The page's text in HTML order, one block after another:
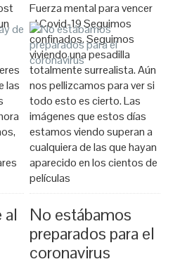
las
Fuerza mental para vencer
al Covid-19 Seguimos
confinados. Seguimos
viviendo una pesadilla
totalmente surrealista. Aún
nos pellizcamos para ver si
todo esto es cierto. Las
imágenes que estos días
estamos viendo superan a
cualquiera de las que hayan
aparecido en los cientos de
películas
al
No estábamos
preparados para el
coronavirus